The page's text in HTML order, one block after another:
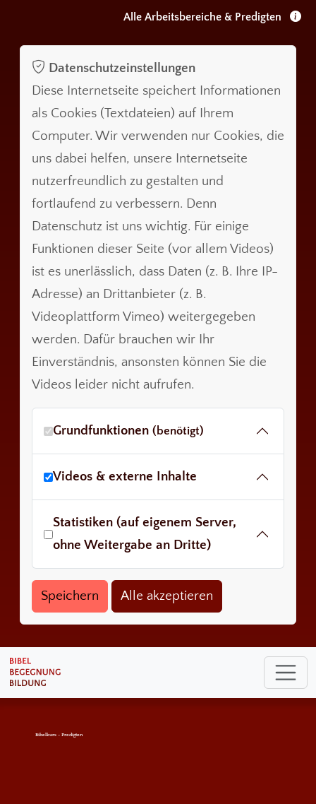
Alle Arbeitsbereiche & Predigten
Datenschutzeinstellungen
Diese Internetseite speichert Informationen
als Cookies (Textdateien) auf Ihrem
Computer. Wir verwenden nur Cookies, die
uns dabei helfen, unsere Internetseite
nutzerfreundlich zu gestalten und
fortlaufend zu verbessern. Denn
Datenschutz ist uns wichtig. Für einige
Funktionen dieser Seite (vor allem Videos)
ist es unerlässlich, dass Daten (z. B. Ihre IP-
Adresse) an Drittanbieter (z. B.
Videoplattform Vimeo) weitergegeben
werden. Dafür brauchen wir Ihr
Einverständnis, ansonsten können Sie die
Videos leider nicht aufrufen.
Grundfunktionen (benötigt)
Videos & externe Inhalte
Statistiken (auf eigenem Server,
ohne Weitergabe an Dritte)
Bibelkurs - Predigten